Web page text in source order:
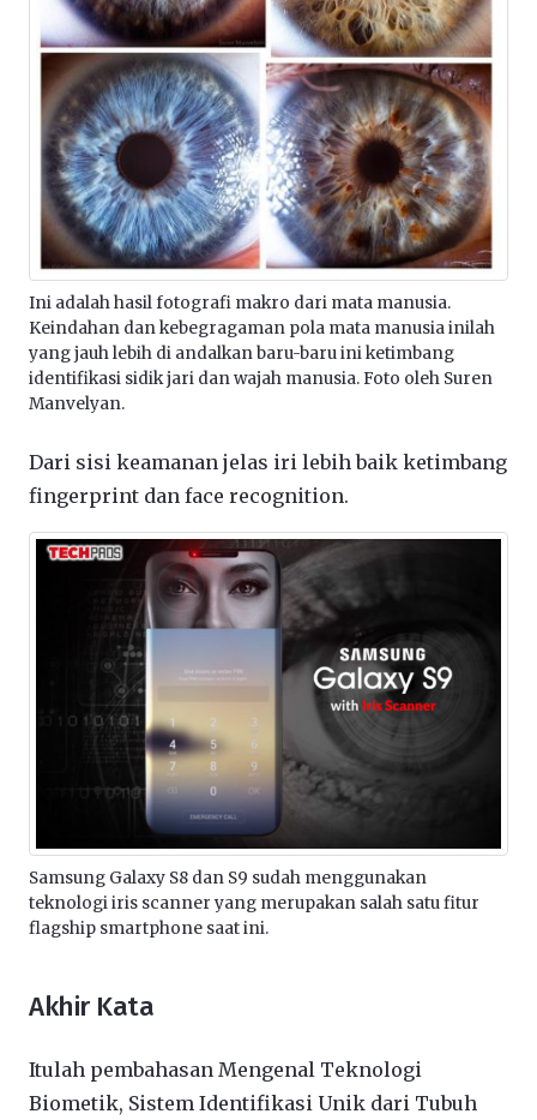
Ini adalah hasil fotografi makro dari mata manusia.
Keindahan dan kebegragaman pola mata manusia inilah
yang jauh lebih di andalkan baru-baru ini ketimbang
identifikasi sidik jari dan wajah manusia. Foto oleh Suren
Manvelyan.
Dari sisi keamanan jelas iri lebih baik ketimbang
fingerprint dan face recognition.
Samsung Galaxy S8 dan S9 sudah menggunakan
teknologi iris scanner yang merupakan salah satu fitur
flagship smartphone saat ini.
Akhir Kata
Itulah pembahasan Mengenal Teknologi
Biometik, Sistem Identifikasi Unik dari Tubuh